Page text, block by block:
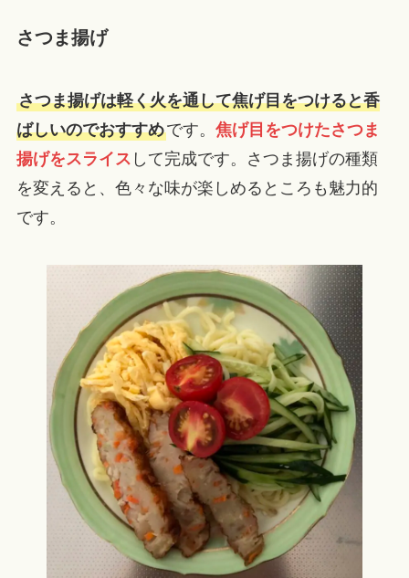
さつま揚げ
さつま揚げは軽く火を通して焦げ目をつけると香
ばしいのでおすすめです。 焦げ目をつけたさつま
揚げをスライス して完成です。さつま揚げの種類
を変えると、色々な味が楽しめるところも魅力的
です。